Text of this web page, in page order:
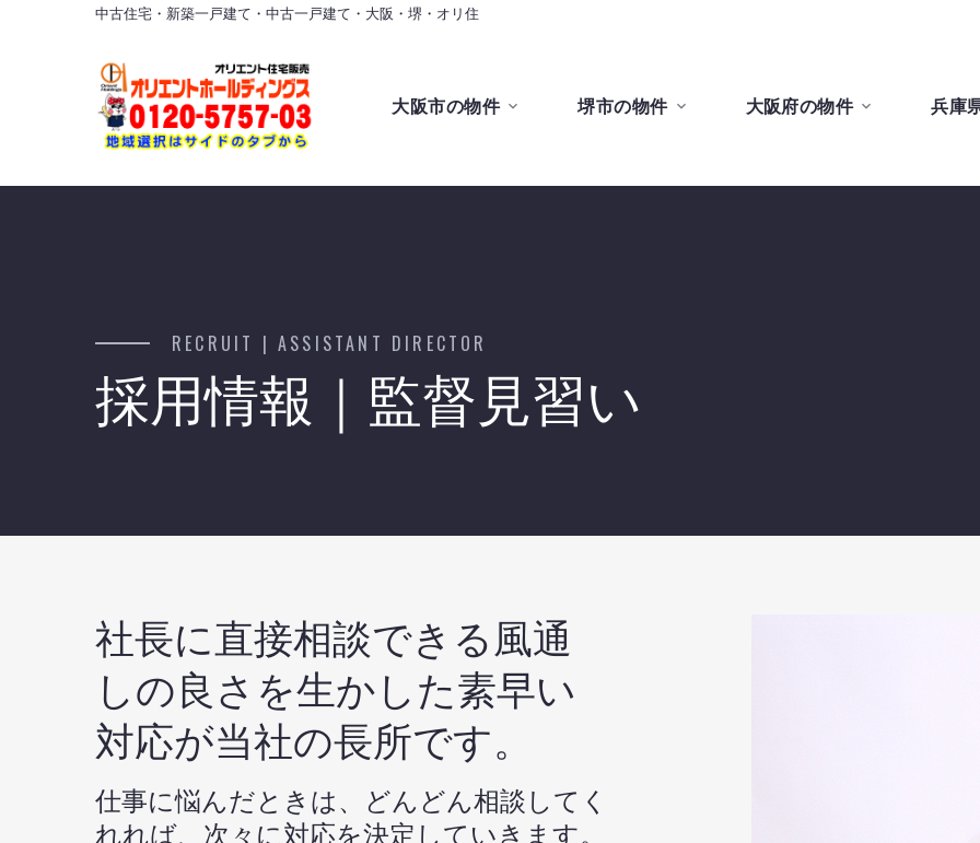
中古住宅・新築一戸建て・中古一戸建て・大阪・堺・オリ住
大阪市の物件 堺市の物件 大阪府の物件 兵庫
RECRUIT | ASSISTANT DIRECTOR
採用情報｜監督見習い
社長に直接相談できる風通
しの良さを生かした素早い
対応が当社の長所です。
仕事に悩んだときは、どんどん相談してく
れれば、次々に対応を決定していきます。